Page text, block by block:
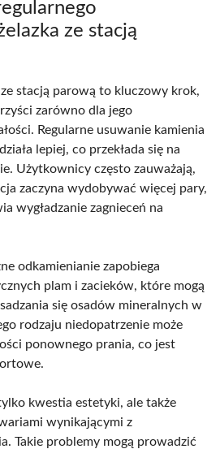
ze stacją
stacją parową to kluczowy krok,
zarówno dla jego
Regularne usuwanie kamienia
lepiej, co przekłada się na
Użytkownicy często zauważają,
zaczyna wydobywać więcej pary,
wygładzanie zagnieceń na
odkamienianie zapobiega
plam i zacieków, które mogą
się osadów mineralnych w
rodzaju niedopatrzenie może
ponownego prania, co jest
kwestia estetyki, ale także
wynikającymi z
Takie problemy mogą prowadzić